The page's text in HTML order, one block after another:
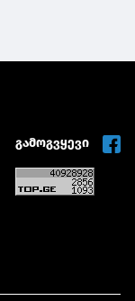
გამოგვყევი